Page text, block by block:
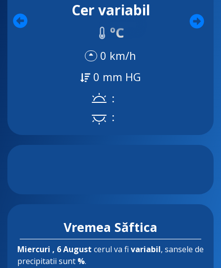
Cer variabil
ºC
0 km/h
0 mm HG
:
:
Vremea Săftica
Miercuri , 6 August cerul va fi variabil, sansele de
precipitatii sunt %.